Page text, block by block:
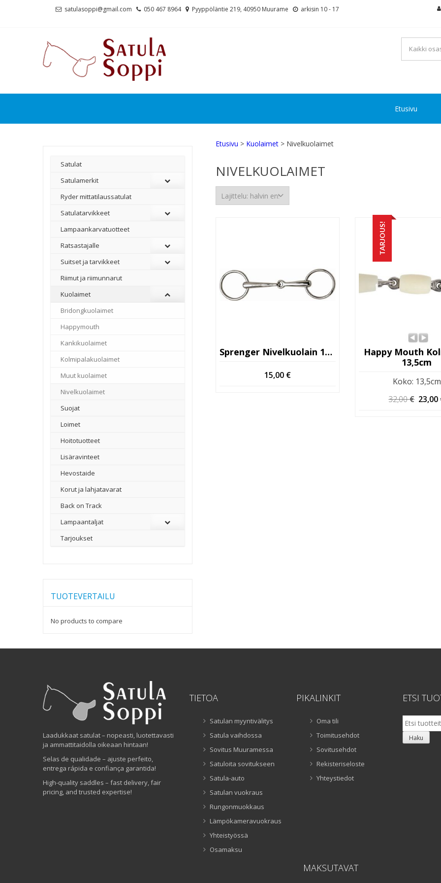
satulasoppi@gmail.com 050 467 8964 Pyyppöläntie 219, 40950 Muurame arkisin 10 - 17
Etusivu
Etusivu > Kuolaimet > Nivelkuolaimet
NIVELKUOLAIMET
Sprenger Nivelkuolain 15,5cm
15,00 €
TARJOUS!
Happy Mouth
13,5cm
Koko: 13,5cm
32,00€ 23,00
Satulat
Satulamerkit
Ryder mittatilaussatulat
Satulatarvikkeet
–
Lampaankarvatuotteet
Ratsastajalle
Suitset ja tarvikkeet
Riimut ja riimunnarut
Kuolaimet
Bridongkuolaimet
Happymouth
Kankikuolaimet
Kolmipalakuolaimet
Muut kuolaimet
Nivelkuolaimet
Suojat
Loimet
Hoitotuotteet
Lisäravinteet
Hevostaide
Korut ja lahjatavarat
Back on Track
Lampaantaljat
Tarjoukset
TUOTEVERTAILU
No products to compare
Laadukkaat satulat – nopeasti, luotettavasti
ja ammattitaidolla oikeaan hintaan!
Selas de qualidade – ajuste perfeito,
entrega rápida e confiança garantida!
High-quality saddles – fast delivery, fair
pricing, and trusted expertise!
TIETOA
Satulan myyntivälitys
Satula vaihdossa
Sovitus Muuramessa
Satuloita sovitukseen
Satula-auto
Satulan vuokraus
Rungonmuokkaus
Lämpökameravuokraus
Yhteistyössä
Osamaksu
PIKALINKIT
Oma tili
Toimitusehdot
Sovitusehdot
Rekisteriseloste
Yhteystiedot
ETSI
Etsi:
Haku
MAKSUTAVAT